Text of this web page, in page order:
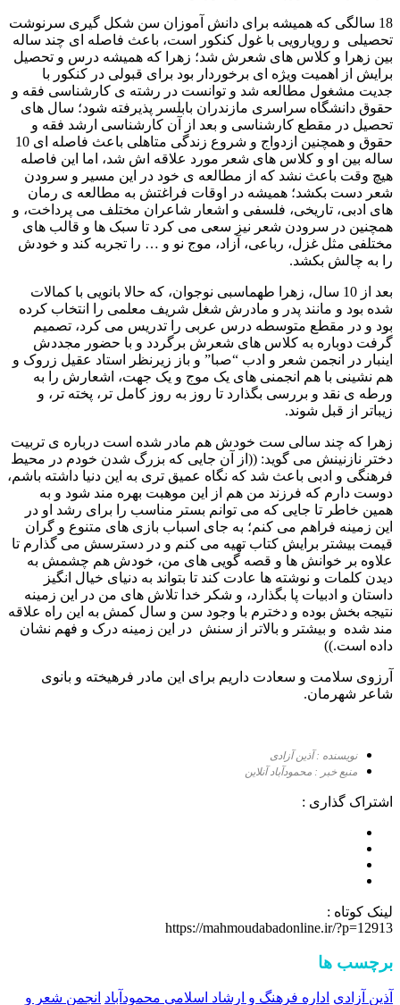
18 سالگی که همیشه برای دانش آموزان سن شکل گیری سرنوشت
تحصیلی و رویارویی با غول کنکور است، باعث فاصله ای چند ساله
بین زهرا و کلاس های شعرش شد؛ زهرا که همیشه درس و تحصیل
برایش از اهمیت ویژه ای برخوردار بود برای قبولی در کنکور با
جدیت مشغول مطالعه شد و توانست در رشته ی کارشناسی فقه و
حقوق دانشگاه سراسری مازندران بابلسر پذیرفته شود؛ سال های
تحصیل در مقطع کارشناسی و بعد از آن کارشناسی ارشد فقه و
حقوق و همچنین ازدواج و شروع زندگی متاهلی باعث فاصله ای 10
ساله بین او و کلاس های شعر مورد علاقه اش شد، اما این فاصله
هیچ وقت باعث نشد که از مطالعه ی خود در این مسیر و سرودن
شعر دست بکشد؛ همیشه در اوقات فراغتش به مطالعه ی رمان
های ادبی، تاریخی، فلسفی و اشعار شاعران مختلف می پرداخت، و
همچنین در سرودن شعر نیز سعی می کرد تا سبک ها و قالب های
مختلفی مثل غزل، رباعی، آزاد، موج نو و … را تجربه کند و خودش
را به چالش بکشد.
بعد از 10 سال، زهرا طهماسبی نوجوان، که حالا بانویی با کمالات
شده بود و مانند پدر و مادرش شغل شریف معلمی را انتخاب کرده
بود و در مقطع متوسطه درس عربی را تدریس می کرد، تصمیم
گرفت دوباره به کلاس های شعرش برگردد و با حضور مجددش
اینبار در انجمن شعر و ادب “صبا” و باز زیرنظر استاد عقیل زروک و
هم نشینی با هم انجمنی های یک موج و یک جهت، اشعارش را به
ورطه ی نقد و بررسی بگذارد تا روز به روز کامل تر، پخته تر، و
زیباتر از قبل شوند.
زهرا که چند سالی ست خودش هم مادر شده است درباره ی تربیت
دختر نازنینش می گوید: ((از آن جایی که بزرگ شدن خودم در محیط
فرهنگی و ادبی باعث شد که نگاه عمیق تری به این دنیا داشته باشم،
دوست دارم که فرزند من هم از این موهبت بهره مند شود و به
همین خاطر تا جایی که می توانم بستر مناسب را برای رشد او در
این زمینه فراهم می کنم؛ به جای اسباب بازی های متنوع و گران
قیمت بیشتر برایش کتاب تهیه می کنم و در دسترسش می گذارم تا
علاوه بر خوانش ها و قصه گویی های من، خودش هم چشمش به
دیدن کلمات و نوشته ها عادت کند تا بتواند به دنیای خیال انگیز
داستان و ادبیات پا بگذارد، و شکر خدا تلاش های من در این زمینه
نتیجه بخش بوده و دخترم با وجود سن و سال کمش به این راه علاقه
مند شده و بیشتر و بالاتر از سنش در این زمینه درک و فهم نشان
داده است.))
آرزوی سلامت و سعادت داریم برای این مادر فرهیخته و بانوی
شاعر شهرمان.
نویسنده : آذین آزادی
منبع خبر : محمودآباد آنلاین
اشتراک گذاری :
لینک کوتاه :
https://mahmoudabadonline.ir/?p=12913
برچسب ها
آذین آزادی اداره فرهنگ و ارشاد اسلامی محمودآباد انجمن شعر و